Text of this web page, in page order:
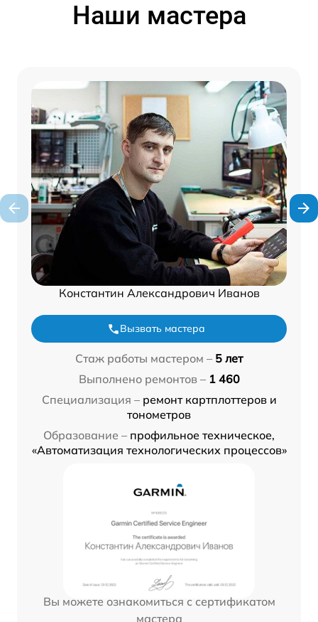
Наши мастера
Константин Александрович Иванов
Вызвать мастера
Стаж работы мастером – 5 лет
Выполнено ремонтов – 1 460
Специализация – ремонт картплоттеров и
тонометров
Образование – профильное техническое,
«Автоматизация технологических процессов»
Вы можете ознакомиться с сертификатом
мастера